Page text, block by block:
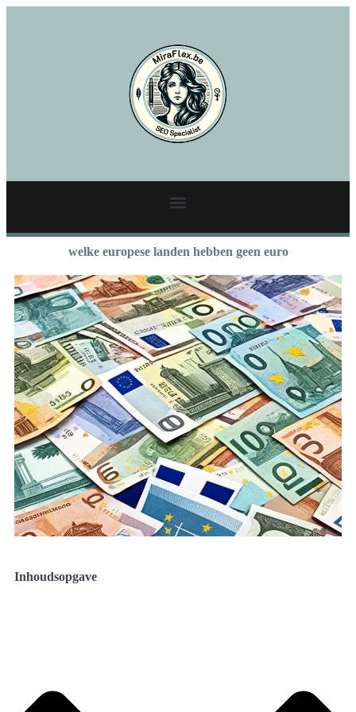
welke europese landen hebben geen euro
Inhoudsopgave